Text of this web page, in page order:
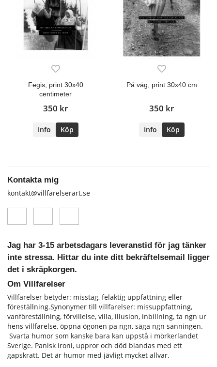
Fegis, print 30x40
centimeter
350 kr
Info Köp
På väg, print 30x40 cm
350 kr
Info Köp
Kontakta mig
kontakt@villfarelserart.se
Jag har 3-15 arbetsdagars leveranstid för jag tänker
inte stressa. Hittar du inte ditt bekräftelsemail ligger
det i skräpkorgen.
Om Villfarelser
Villfarelser betyder: misstag, felaktig uppfattning eller
föreställning.Synonymer till villfarelser: missuppfattning,
vanföreställning, förvillelse, villa, illusion, inbillning, ta ngn ur
hens vill­farelse, öppna ögonen pa ngn, säga ngn sanningen.
Svarta humor som kanske bara kan uppstå i mörkerlandet
Sverige. Panisk ironi, uppror och död blandas med ett
gapskratt. Det är humor med jävligt mycket allvar.